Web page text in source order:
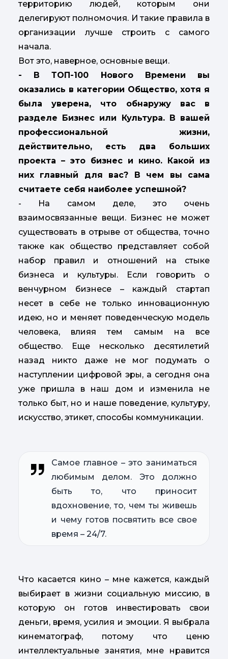
территорию людей, которым они
делегируют полномочия. И такие правила в
организации лучше строить с самого
начала.
Вот это, наверное, основные вещи.
- В ТОП-100 Нового Времени вы
оказались в категории Общество, хотя я
была уверена, что обнаружу вас в
разделе Бизнес или Культура. В вашей
профессиональной жизни,
действительно, есть два больших
проекта – это бизнес и кино. Какой из
них главный для вас? В чем вы сама
считаете себя наиболее успешной?
- На самом деле, это очень
взаимосвязанные вещи. Бизнес не может
существовать в отрыве от общества, точно
также как общество представляет собой
набор правил и отношений на стыке
бизнеса и культуры. Если говорить о
венчурном бизнесе – каждый стартап
несет в себе не только инновационную
идею, но и меняет поведенческую модель
человека, влияя тем самым на все
общество. Еще несколько десятилетий
назад никто даже не мог подумать о
наступлении цифровой эры, а сегодня она
уже пришла в наш дом и изменила не
только быт, но и наше поведение, культуру,
искусство, этикет, способы коммуникации.
Самое главное – это заниматься
любимым делом. Это должно
быть то, что приносит
вдохновение, то, чем ты живешь
и чему готов посвятить все свое
время – 24/7.
Что касается кино – мне кажется, каждый
выбирает в жизни социальную миссию, в
которую он готов инвестировать свои
деньги, время, усилия и эмоции. Я выбрала
кинематограф, потому что ценю
интеллектуальные занятия, мне нравится